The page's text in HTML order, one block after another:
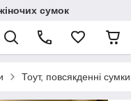
сумок
Тоут, повсякденні сумки